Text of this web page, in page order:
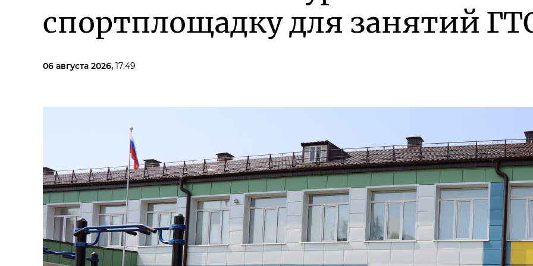
спортплощадку для занятий
06 августа 2026, 17:49